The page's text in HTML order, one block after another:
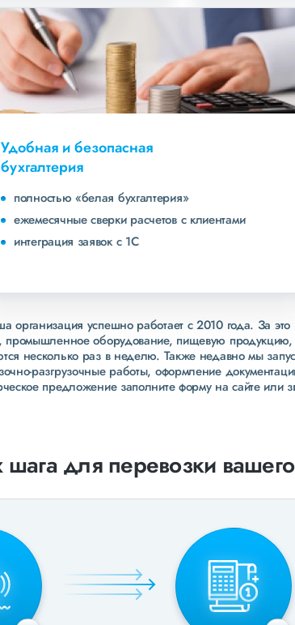
с клиентами
000 000
ведущие
организация успешно работает с 2010 года. За
промышленное оборудование, пищевую
несколько раз в неделю. Также недавно мы
разгрузочные работы, оформление
предложение заполните форму на сайте или
для перевозки